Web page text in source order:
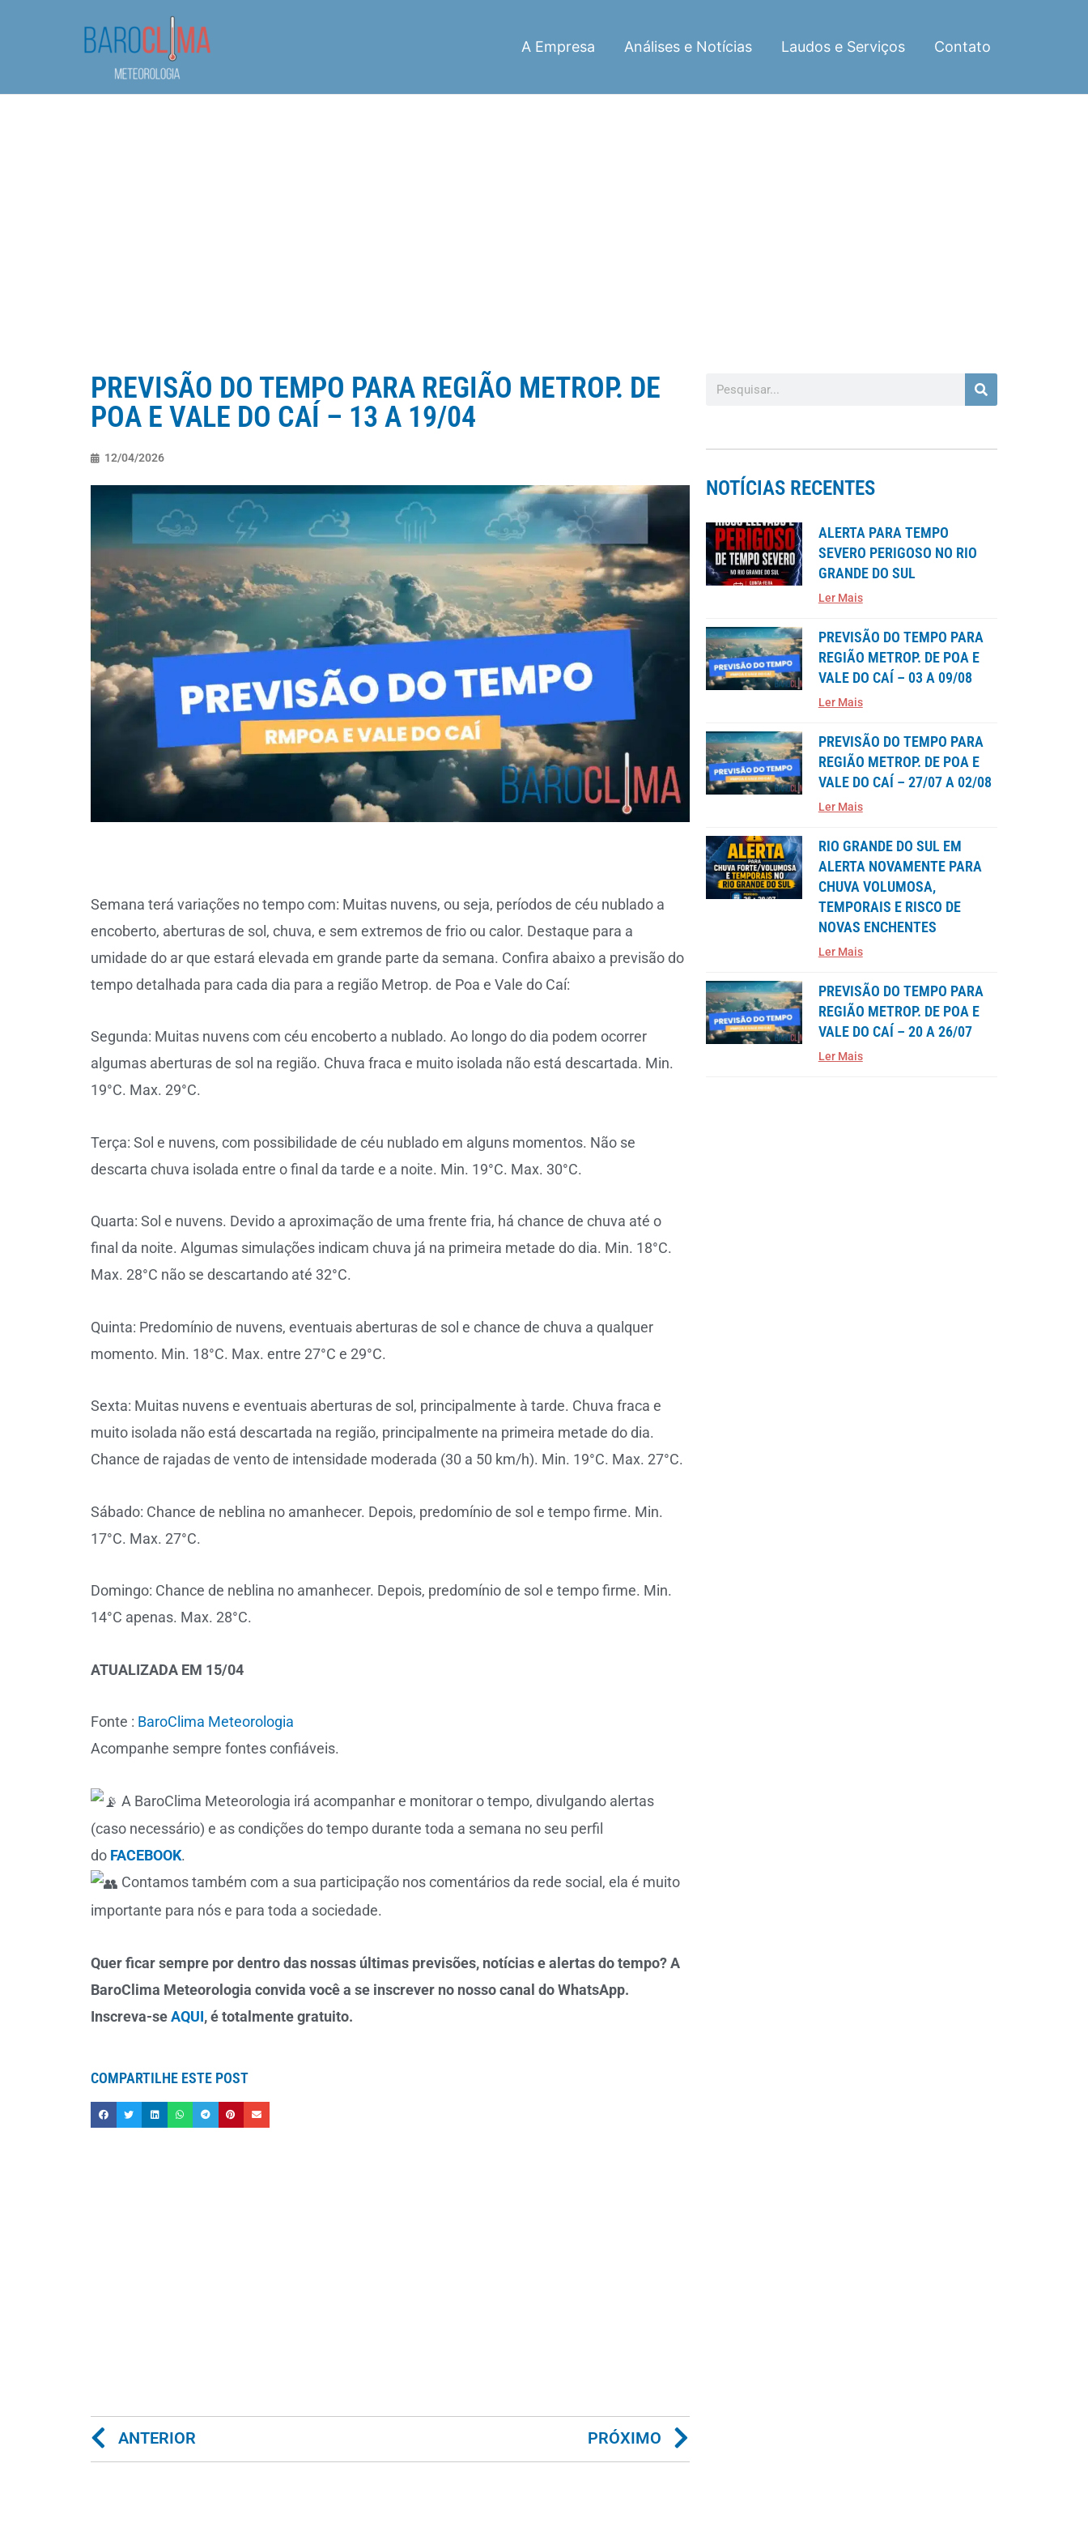
A Empresa Análises e Notícias Laudos e Serviços Contato
PREVISÃO DO TEMPO PARA REGIÃO METROP. DE
POA E VALE DO CAÍ – 13 A 19/04
12/04/2026
Semana terá variações no tempo com: Muitas nuvens, ou seja, períodos de céu nublado a
encoberto, aberturas de sol, chuva, e sem extremos de frio ou calor. Destaque para a
umidade do ar que estará elevada em grande parte da semana. Confira abaixo a previsão do
tempo detalhada para cada dia para a região Metrop. de Poa e Vale do Caí:
Segunda: Muitas nuvens com céu encoberto a nublado. Ao longo do dia podem ocorrer
algumas aberturas de sol na região. Chuva fraca e muito isolada não está descartada. Min.
19°C. Max. 29°C.
Terça: Sol e nuvens, com possibilidade de céu nublado em alguns momentos. Não se
descarta chuva isolada entre o final da tarde e a noite. Min. 19°C. Max. 30°C.
Quarta: Sol e nuvens. Devido a aproximação de uma frente fria, há chance de chuva até o
final da noite. Algumas simulações indicam chuva já na primeira metade do dia. Min. 18°C.
Max. 28°C não se descartando até 32°C.
Quinta: Predomínio de nuvens, eventuais aberturas de sol e chance de chuva a qualquer
momento. Min. 18°C. Max. entre 27°C e 29°C.
Sexta: Muitas nuvens e eventuais aberturas de sol, principalmente à tarde. Chuva fraca e
muito isolada não está descartada na região, principalmente na primeira metade do dia.
Chance de rajadas de vento de intensidade moderada (30 a 50 km/h). Min. 19°C. Max. 27°C.
Sábado: Chance de neblina no amanhecer. Depois, predomínio de sol e tempo firme. Min.
17°C. Max. 27°C.
Domingo: Chance de neblina no amanhecer. Depois, predomínio de sol e tempo firme. Min.
14°C apenas. Max. 28°C.
ATUALIZADA EM 15/04
Fonte : BaroClima Meteorologia
Acompanhe sempre fontes confiáveis.
A BaroClima Meteorologia irá acompanhar e monitorar o tempo, divulgando alertas
(caso necessário) e as condições do tempo durante toda a semana no seu perfil
do FACEBOOK.
Contamos também com a sua participação nos comentários da rede social, ela é muito
importante para nós e para toda a sociedade.
Quer ficar sempre por dentro das nossas últimas previsões, notícias e alertas do tempo? A
BaroClima Meteorologia convida você a se inscrever no nosso canal do WhatsApp.
Inscreva-seAQUI, é totalmente gratuito.
COMPARTILHE ESTE POST
ANTERIOR PRÓXIMO
NOTÍCIAS RECENTES
ALERTA PARA TEMPO
SEVERO PERIGOSO NO RIO
GRANDE DO SUL
Ler Mais
PREVISÃO DO TEMPO PARA
REGIÃO METROP. DE POA E
VALE DO CAÍ – 03 A 09/08
Ler Mais
PREVISÃO DO TEMPO PARA
REGIÃO METROP. DE POA E
VALE DO CAÍ – 27/07 A 02/08
Ler Mais
RIO GRANDE DO SUL EM
ALERTA NOVAMENTE PARA
CHUVA VOLUMOSA,
TEMPORAIS E RISCO DE
NOVAS ENCHENTES
Ler Mais
PREVISÃO DO TEMPO PARA
REGIÃO METROP. DE POA E
VALE DO CAÍ – 20 A 26/07
Ler Mais